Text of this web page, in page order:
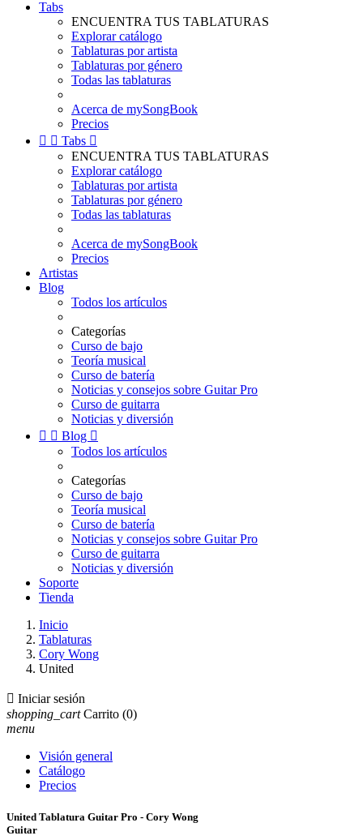
Tabs
ENCUENTRA TUS TABLATURAS
Explorar catálogo
Tablaturas por artista
Tablaturas por género
Todas las tablaturas
Acerca de mySongBook
Precios
  Tabs 
ENCUENTRA TUS TABLATURAS
Explorar catálogo
Tablaturas por artista
Tablaturas por género
Todas las tablaturas
Acerca de mySongBook
Precios
Artistas
Blog
Todos los artículos
Categorías
Curso de bajo
Teoría musical
Curso de batería
Noticias y consejos sobre Guitar Pro
Curso de guitarra
Noticias y diversión
  Blog 
Todos los artículos
Categorías
Curso de bajo
Teoría musical
Curso de batería
Noticias y consejos sobre Guitar Pro
Curso de guitarra
Noticias y diversión
Soporte
Tienda
Inicio
Tablaturas
Cory Wong
United
 Iniciar sesión
shopping_cart Carrito (0)
menu
Visión general
Catálogo
Precios
United Tablatura Guitar Pro - Cory Wong
Guitar